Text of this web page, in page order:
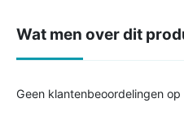
Wat men over dit
Geen klantenbeoordelingen op